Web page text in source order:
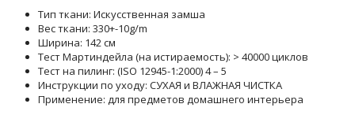
Тип ткани: Искусственная замша
Вес ткани: 330+-10g/m
Ширина: 142 см
Тест Мартиндейла (на истираемость): > 40000 циклов
Тест на пилинг: (ISO 12945-1:2000) 4 – 5
Инструкции по уходу: СУХАЯ и ВЛАЖНАЯ ЧИСТКА
Применение: для предметов домашнего интерьера